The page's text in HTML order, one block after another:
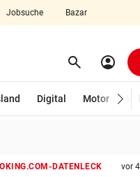
Jobsuche Bazar
search Suchen
account_circle
Digital Motor
DATENLECK vor